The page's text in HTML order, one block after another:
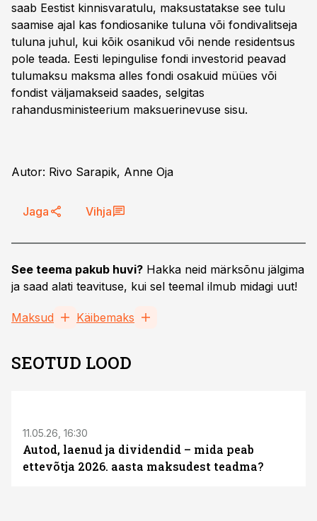
saab Eestist kinnisvaratulu, maksustatakse see tulu
saamise ajal kas fondiosanike tuluna või fondivalitseja
tuluna juhul, kui kõik osanikud või nende residentsus
pole teada. Eesti lepingulise fondi investorid peavad
tulumaksu maksma alles fondi osakuid müües või
fondist väljamakseid saades, selgitas
rahandusministeerium maksuerinevuse sisu.
Autor: Rivo Sarapik, Anne Oja
Jaga Vihja
See teema pakub huvi? Hakka neid märksõnu jälgima
ja saad alati teavituse, kui sel teemal ilmub midagi uut!
Maksud Käibemaks
SEOTUD LOOD
11.05.26, 16:30
Autod, laenud ja dividendid – mida peab
ettevõtja 2026. aasta maksudest teadma?